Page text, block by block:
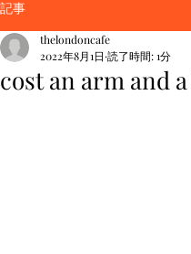
記事
cost an arm and
thelondoncafe
2022年8月1日 読了時間: 1分